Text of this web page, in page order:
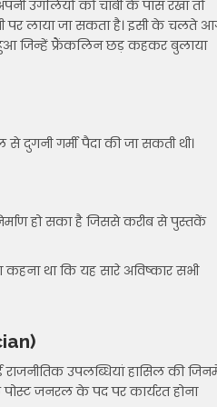
उंगलियों को चाबी के पास रखा तो
पर लाया जा सकता है। इसी के चलते
जिन्हें फ्रैंकलिन छड़ कहकर बुलाया
गर्मी पैदा की जा सकती थी।
हो सका है जिससे करीब से पुस्तकें
था कि यह सारे अविष्कार सभी
उपलब्धियां हासिल की
जनरल के पद पर कार्यरत होना